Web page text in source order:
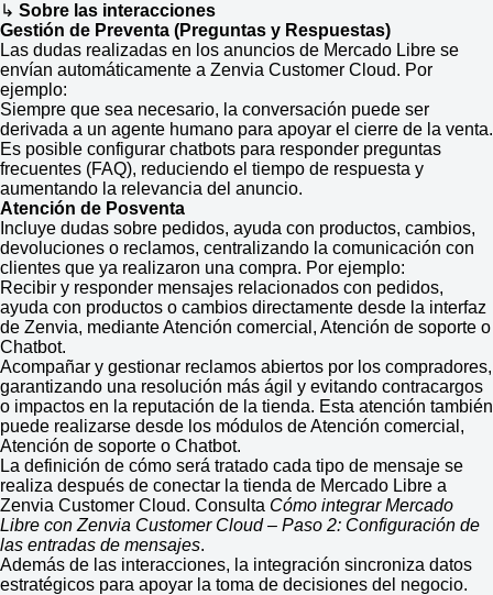
↳ Sobre las interacciones
Gestión de Preventa (Preguntas y Respuestas)
Las dudas realizadas en los anuncios de Mercado Libre se
envían automáticamente a Zenvia Customer Cloud. Por
ejemplo:
Siempre que sea necesario, la conversación puede ser
derivada a un agente humano para apoyar el cierre de la venta.
Es posible configurar chatbots para responder preguntas
frecuentes (FAQ), reduciendo el tiempo de respuesta y
aumentando la relevancia del anuncio.
Atención de Posventa
Incluye dudas sobre pedidos, ayuda con productos, cambios,
devoluciones o reclamos, centralizando la comunicación con
clientes que ya realizaron una compra. Por ejemplo:
Recibir y responder mensajes relacionados con pedidos,
ayuda con productos o cambios directamente desde la interfaz
de Zenvia, mediante Atención comercial, Atención de soporte o
Chatbot.
Acompañar y gestionar reclamos abiertos por los compradores,
garantizando una resolución más ágil y evitando contracargos
o impactos en la reputación de la tienda. Esta atención también
puede realizarse desde los módulos de Atención comercial,
Atención de soporte o Chatbot.
La definición de cómo será tratado cada tipo de mensaje se
realiza después de conectar la tienda de Mercado Libre a
Zenvia Customer Cloud. Consulta Cómo integrar Mercado
Libre con Zenvia Customer Cloud – Paso 2: Configuración de
las entradas de mensajes.
Además de las interacciones, la integración sincroniza datos
estratégicos para apoyar la toma de decisiones del negocio.